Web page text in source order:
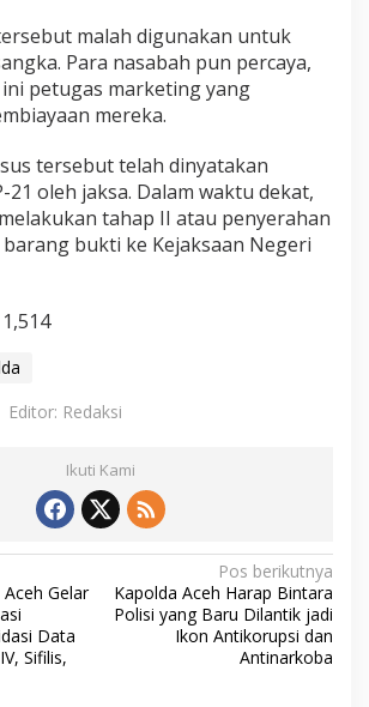
malah digunakan untuk
Para nasabah pun percaya,
petugas marketing yang
mereka.
tersebut telah dinyatakan
21 oleh jaksa. Dalam waktu dekat,
tahap II atau penyerahan
bukti ke Kejaksaan Negeri
1,514
Editor: Redaksi
Ikuti Kami
Gelar
Data
Sifilis,
Pos berikutnya
Kapolda Aceh Harap Bintara
Polisi yang Baru Dilantik jadi
Ikon Antikorupsi dan
Antinarkoba